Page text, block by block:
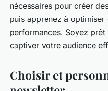
nécessaires pour créer
puis apprenez à optimiser
performances. Soyez
captiver votre audience
Choisir et